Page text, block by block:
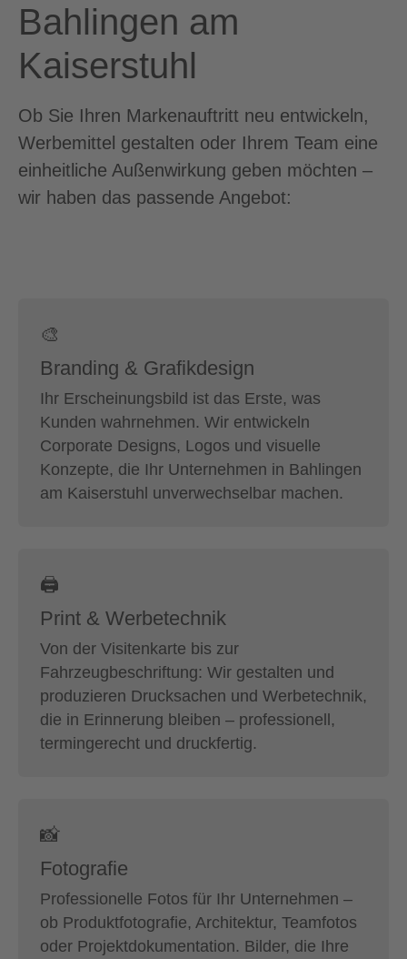
Bahlingen am
Kaiserstuhl
Ob Sie Ihren Markenauftritt neu entwickeln,
Werbemittel gestalten oder Ihrem Team eine
einheitliche Außenwirkung geben möchten –
wir haben das passende Angebot:
🎨
Branding & Grafikdesign
Ihr Erscheinungsbild ist das Erste, was
Kunden wahrnehmen. Wir entwickeln
Corporate Designs, Logos und visuelle
Konzepte, die Ihr Unternehmen in Bahlingen
am Kaiserstuhl unverwechselbar machen.
🖨
Print & Werbetechnik
Von der Visitenkarte bis zur
Fahrzeugbeschriftung: Wir gestalten und
produzieren Drucksachen und Werbetechnik,
die in Erinnerung bleiben – professionell,
termingerecht und druckfertig.
📸
Fotografie
Professionelle Fotos für Ihr Unternehmen –
ob Produktfotografie, Architektur, Teamfotos
oder Projektdokumentation. Bilder, die Ihre